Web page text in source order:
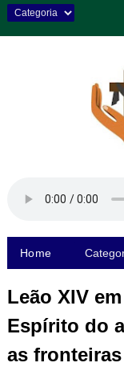
Home
Leão XIV
Espírito do
as